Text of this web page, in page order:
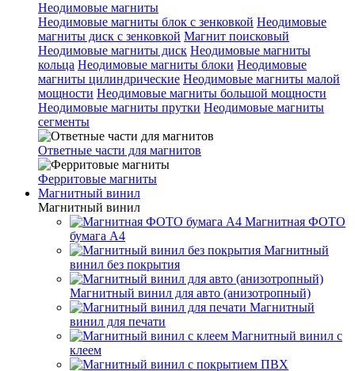
Неодимовые магниты
Неодимовые магниты блок с зенковкой Неодимовые
магниты диск с зенковкой Магнит поисковый
Неодимовые магниты диск Неодимовые магниты
кольца Неодимовые магниты блоки Неодимовые
магниты цилиндрические Неодимовые магниты малой
мощности Неодимовые магниты большой мощности
Неодимовые магниты прутки Неодимовые магниты
сегменты
Ответные части для магнитов
Ферритовые магниты
Магнитный винил
Магнитный винил
Магнитная ФОТО
бумага А4
Магнитный
винил без покрытия
Магнитный винил для авто (анизотропный)
Магнитный
винил для печати
Магнитный винил с
клеем